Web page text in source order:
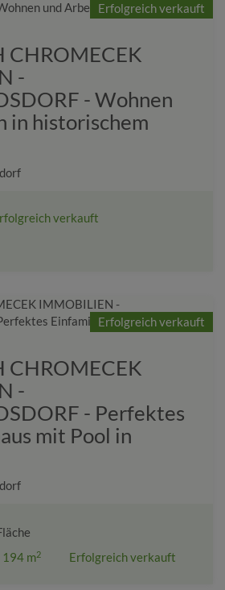
Erfolgreich verkauft
CHROMECEK
-
- Wohnen
in historischem
verkauft
Erfolgreich verkauft
CHROMECEK
-
- Perfektes
mit Pool in
194 m2 Erfolgreich verkauft